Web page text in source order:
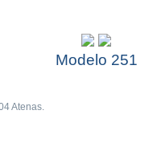
Modelo 251
Atenas.